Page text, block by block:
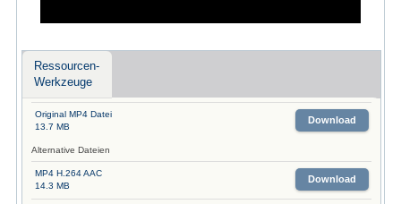
Ressourcen-
Werkzeuge
Original MP4 Datei
13.7 MB
Download
Alternative Dateien
MP4 H.264 AAC
14.3 MB
Download